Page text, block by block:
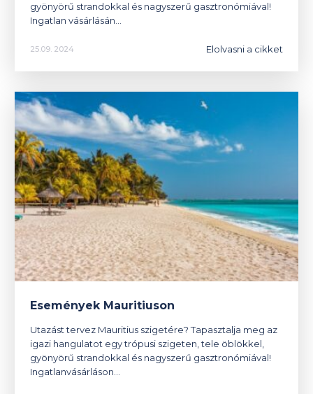
gyönyörű strandokkal és nagyszerű gasztronómiával!
Ingatlan vásárlásán…
25.09. 2024 Elolvasni a cikket
Események Mauritiuson
Utazást tervez Mauritius szigetére? Tapasztalja meg az
igazi hangulatot egy trópusi szigeten, tele öblökkel,
gyönyörű strandokkal és nagyszerű gasztronómiával!
Ingatlanvásárláson…